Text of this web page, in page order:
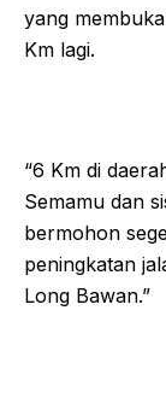
yang
Km lagi.
“6 Km di
Semamu dan
bermohon
peningkatan
Long Bawan.”